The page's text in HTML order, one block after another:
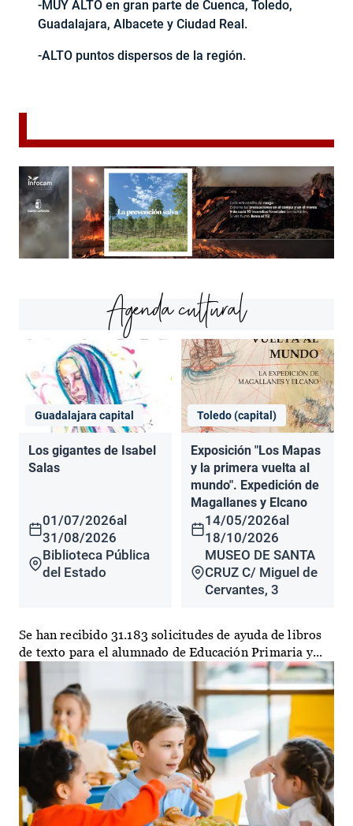
-MUY ALTO en gran parte de Cuenca, Toledo,
Guadalajara, Albacete y Ciudad Real.
-ALTO puntos dispersos de la región.
Agenda cultural
Guadalajara capital
Los gigantes de Isabel
Salas
01/07/2026al
31/08/2026
Biblioteca Pública
del Estado
Toledo (capital)
Exposición "Los Mapas
y la primera vuelta al
mundo". Expedición de
Magallanes y Elcano
14/05/2026al
18/10/2026
MUSEO DE SANTA
CRUZ C/ Miguel de
Cervantes, 3
Se han recibido 31.183 solicitudes de ayuda de libros
de texto para el alumnado de Educación Primaria y...